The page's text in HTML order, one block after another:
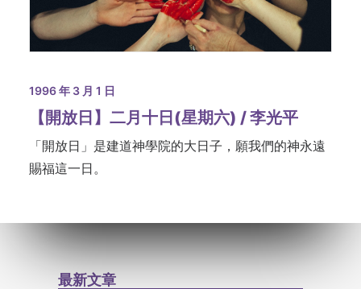
1996 年 3 月 1 日
【開放日】二月十日(星期六) / 李光平
「開放日」是建道神學院的大日子，願我們的神永遠
賜福這一日。
最新文章